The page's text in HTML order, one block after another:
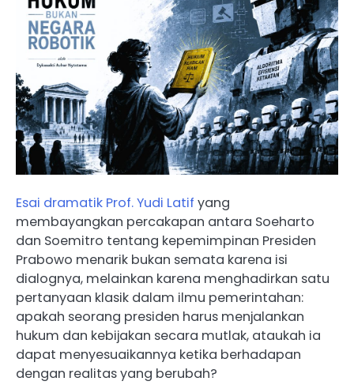
Esai dramatik Prof. Yudi Latif yang
membayangkan percakapan antara Soeharto
dan Soemitro tentang kepemimpinan Presiden
Prabowo menarik bukan semata karena isi
dialognya, melainkan karena menghadirkan satu
pertanyaan klasik dalam ilmu pemerintahan:
apakah seorang presiden harus menjalankan
hukum dan kebijakan secara mutlak, ataukah ia
dapat menyesuaikannya ketika berhadapan
dengan realitas yang berubah?